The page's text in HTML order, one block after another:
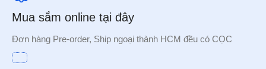
Mua sắm online tại đây
Đơn hàng Pre-order, Ship ngoại thành HCM đều có CỌC